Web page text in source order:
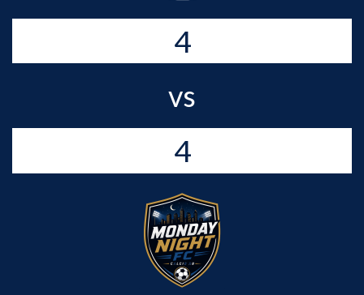
4
vs
4